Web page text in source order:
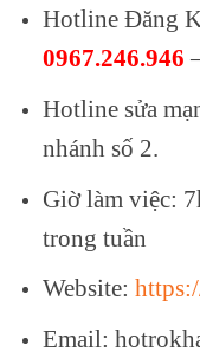
Hotline Đăng
0967.246.946
Hotline sửa
nhánh số 2.
Giờ làm việc:
trong tuần
Website:
Email: